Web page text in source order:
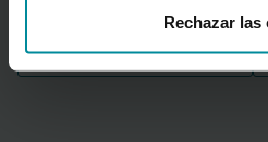
Rechazar las
Descargar en
Google Play
Descarga la